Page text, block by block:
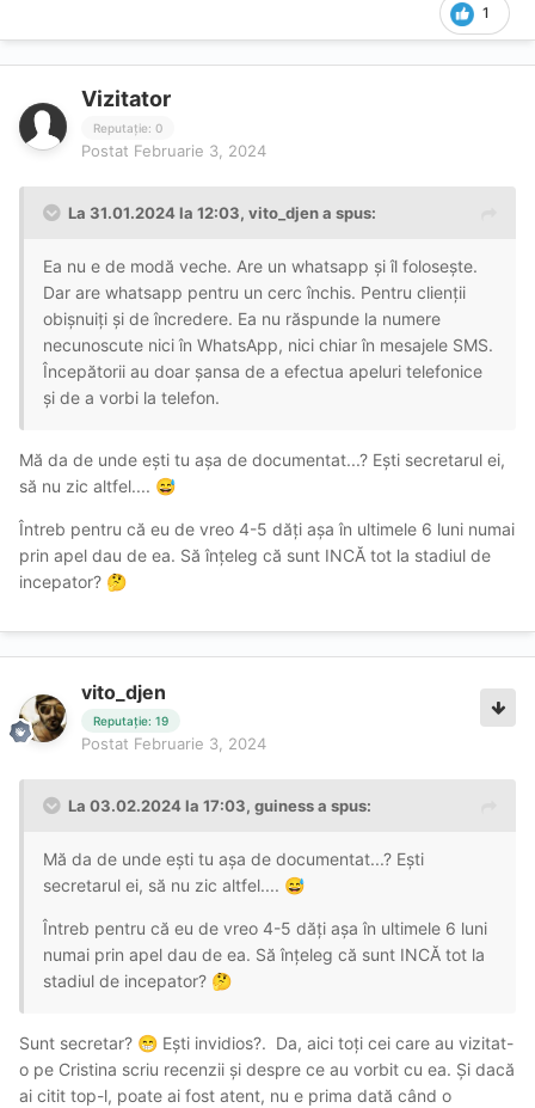
1
Vizitator
Reputație: 0
Postat Februarie 3, 2024
La 31.01.2024 la 12:03, vito_djena spus:
Ea nu e de modă veche. Are un whatsapp și îl folosește.
Dar are whatsapp pentru un cerc închis. Pentru clienții
obișnuiți și de încredere. Ea nu răspunde la numere
necunoscute nici în WhatsApp, nici chiar în mesajele SMS.
Începătorii au doar șansa de a efectua apeluri telefonice
și de a vorbi la telefon.
Mă da de unde ești tu așa de documentat...? Ești secretarul ei,
să nu zic altfel.... 😅
Întreb pentru că eu de vreo 4-5 dăți așa în ultimele 6 luni numai
prin apel dau de ea. Să înțeleg că sunt INCĂ tot la stadiul de
incepator? 🤔
vito_djen
Reputație: 19
Postat Februarie 3, 2024
La 03.02.2024 la 17:03, guinessa spus:
Mă da de unde ești tu așa de documentat...? Ești
secretarul ei, să nu zic altfel.... 😅
Întreb pentru că eu de vreo 4-5 dăți așa în ultimele 6 luni
numai prin apel dau de ea. Să înțeleg că sunt INCĂ tot la
stadiul de incepator? 🤔
Sunt secretar? 😁 Ești invidios?. Da, aici toți cei care au vizitat-
o pe Cristina scriu recenzii și despre ce au vorbit cu ea. Și dacă
ai citit top-l, poate ai fost atent, nu e prima dată când o